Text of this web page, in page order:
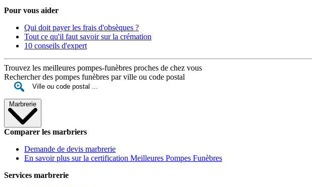
Pour vous aider
Qui doit payer les frais d'obsèques ?
Tout ce qu'il faut savoir sur la crémation
10 conseils d'expert
Trouvez les meilleures pompes-funèbres proches de chez vous
Rechercher des pompes funèbres par ville ou code postal
Marbrerie
Comparer les marbriers
Demande de devis marbrerie
En savoir plus sur la certification Meilleures Pompes Funèbres
Services marbrerie